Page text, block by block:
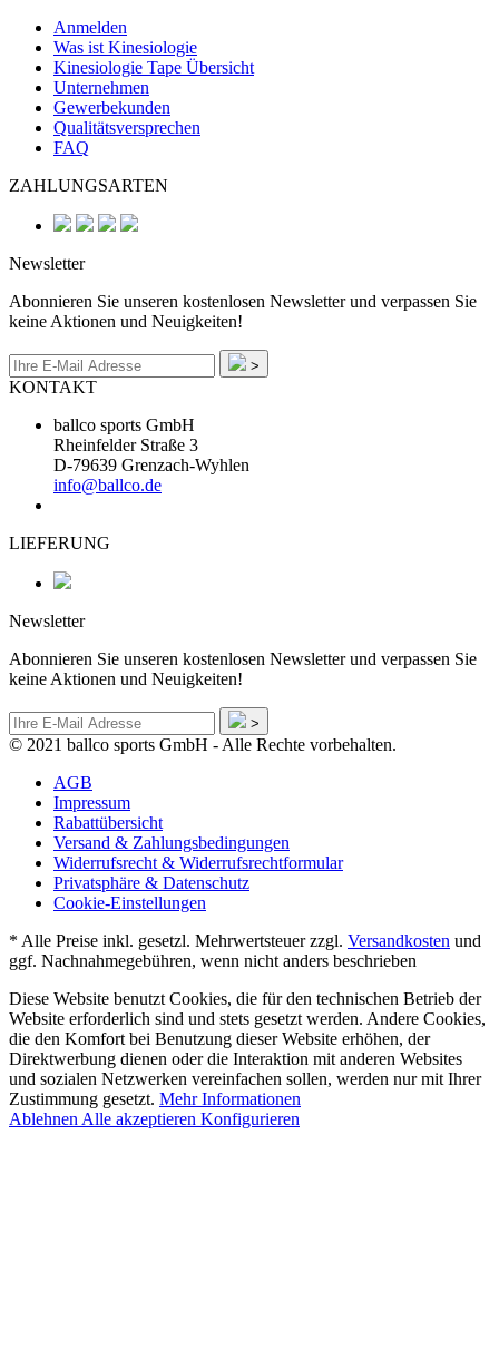
Anmelden
Was ist Kinesiologie
Kinesiologie Tape Übersicht
Unternehmen
Gewerbekunden
Qualitätsversprechen
FAQ
ZAHLUNGSARTEN
Newsletter
Abonnieren Sie unseren kostenlosen Newsletter und verpassen Sie
keine Aktionen und Neuigkeiten!
>
KONTAKT
ballco sports GmbH
Rheinfelder Straße 3
D-79639 Grenzach-Wyhlen
info@ballco.de
LIEFERUNG
Newsletter
Abonnieren Sie unseren kostenlosen Newsletter und verpassen Sie
keine Aktionen und Neuigkeiten!
>
© 2021 ballco sports GmbH - Alle Rechte vorbehalten.
AGB
Impressum
Rabattübersicht
Versand & Zahlungsbedingungen
Widerrufsrecht & Widerrufsrechtformular
Privatsphäre & Datenschutz
Cookie-Einstellungen
* Alle Preise inkl. gesetzl. Mehrwertsteuer zzgl. Versandkosten und
ggf. Nachnahmegebühren, wenn nicht anders beschrieben
Diese Website benutzt Cookies, die für den technischen Betrieb der
Website erforderlich sind und stets gesetzt werden. Andere Cookies,
die den Komfort bei Benutzung dieser Website erhöhen, der
Direktwerbung dienen oder die Interaktion mit anderen Websites
und sozialen Netzwerken vereinfachen sollen, werden nur mit Ihrer
Zustimmung gesetzt. Mehr Informationen
Ablehnen Alle akzeptieren Konfigurieren